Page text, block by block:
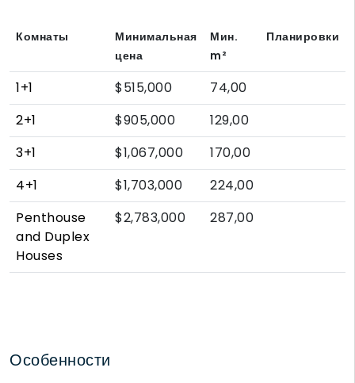
Комнаты
Минимальная
цена
Мин.
m²
Планировки
1+1 $515,000
74,00
2+1
$905,000
129,00
3+1
$1,067,000
170,00
4+1
$1,703,000
224,00
Penthouse
and Duplex
Houses
$2,783,000 287,00
Особенности